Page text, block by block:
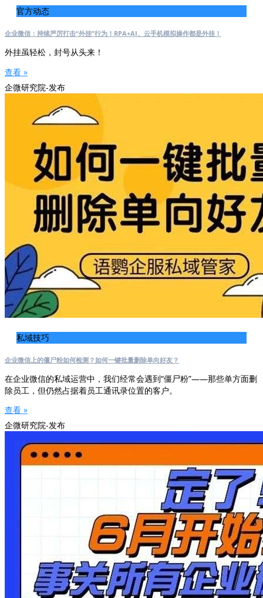
官方动态
企业微信：持续严厉打击“外挂”行为！RPA+AI、云手机模拟操作都是外挂！
外挂虽轻松，封号从头来！
查看 »
企微研究院-发布
私域技巧
企业微信上的僵尸粉如何检测？如何一键批量删除单向好友？
在企业微信的私域运营中，我们经常会遇到“僵尸粉”——那些单方面删
除员工，但仍然占据着员工通讯录位置的客户。
查看 »
企微研究院-发布